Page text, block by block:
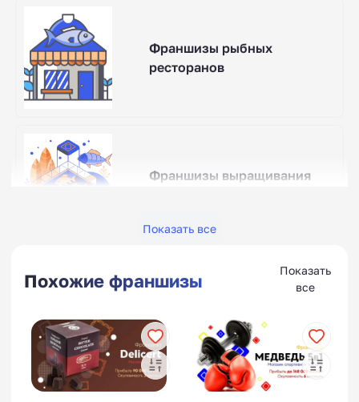
Франшизы рыбных
ресторанов
Франшизы выращивания
Показать все
Похожие франшизы
Показать
все